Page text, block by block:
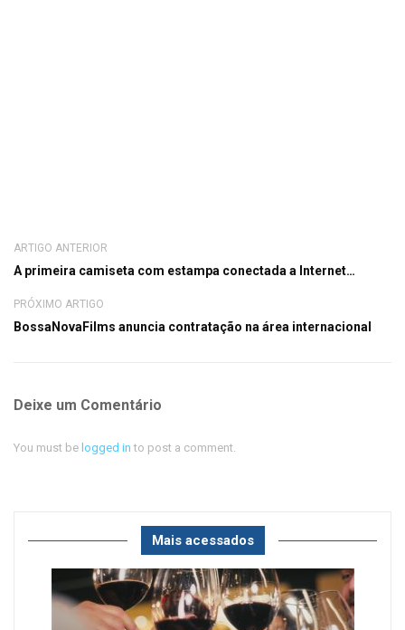
ARTIGO ANTERIOR
A primeira camiseta com estampa conectada a Internet…
PRÓXIMO ARTIGO
BossaNovaFilms anuncia contratação na área internacional
Deixe um Comentário
You must be logged in to post a comment.
Mais acessados